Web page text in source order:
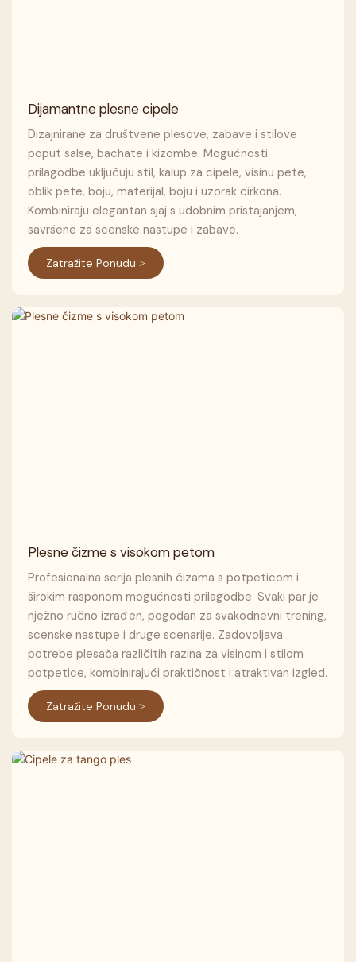
Dijamantne plesne cipele
Dizajnirane za društvene plesove, zabave i stilove
poput salse, bachate i kizombe. Mogućnosti
prilagodbe uključuju stil, kalup za cipele, visinu pete,
oblik pete, boju, materijal, boju i uzorak cirkona.
Kombiniraju elegantan sjaj s udobnim pristajanjem,
savršene za scenske nastupe i zabave.
Zatražite Ponudu >
Plesne čizme s visokom petom
Profesionalna serija plesnih čizama s potpeticom i
širokim rasponom mogućnosti prilagodbe. Svaki par je
nježno ručno izrađen, pogodan za svakodnevni trening,
scenske nastupe i druge scenarije. Zadovoljava
potrebe plesača različitih razina za visinom i stilom
potpetice, kombinirajući praktičnost i atraktivan izgled.
Zatražite Ponudu >